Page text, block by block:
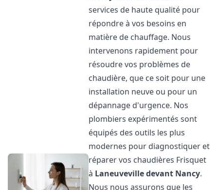
services de haute qualité pour
répondre à vos besoins en
matière de chauffage. Nous
intervenons rapidement pour
résoudre vos problèmes de
chaudière, que ce soit pour une
installation neuve ou pour un
dépannage d'urgence. Nos
plombiers expérimentés sont
équipés des outils les plus
modernes pour diagnostiquer et
réparer vos chaudières Frisquet
à Laneuveville devant Nancy.
Nous nous assurons que les